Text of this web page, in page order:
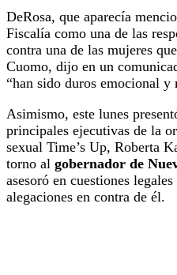
DeRosa, que aparecía
Fiscalía como una de las
contra una de las mujeres
Cuomo, dijo en un
“han sido duros emocional y
Asimismo, este lunes
principales ejecutivas de la
sexual Time’s Up, Roberta
torno al gobernador de
asesoró en cuestiones
alegaciones en contra de él.